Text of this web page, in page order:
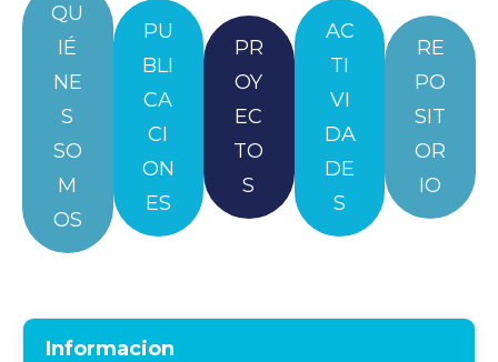
QU
IÉ
NE
S
SO
M
OS
PU
BLI
CA
CI
ON
ES
PR
OY
EC
TO
S
AC
TI
VI
DA
DE
S
RE
PO
SIT
OR
IO
Informacion